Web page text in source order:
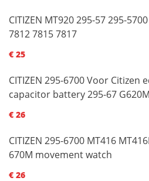
CITIZEN MT920 295-57 295-
7812 7815 7817
€ 25
CITIZEN 295-6700 Voor Citizen
capacitor battery 295-67
€ 26
CITIZEN 295-6700 MT416
670M movement watch
€ 26